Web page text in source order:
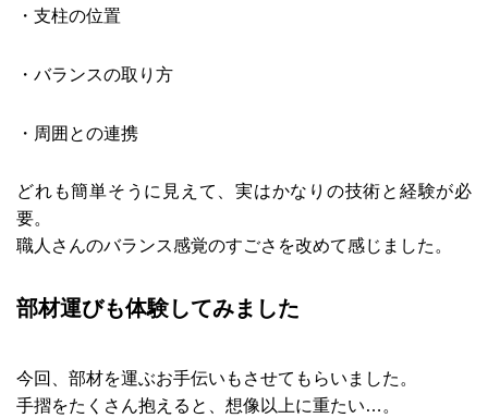
・支柱の位置
・バランスの取り方
・周囲との連携
どれも簡単そうに見えて、実はかなりの技術と経験が必
要。
職人さんのバランス感覚のすごさを改めて感じました。
部材運びも体験してみました
今回、部材を運ぶお手伝いもさせてもらいました。
手摺をたくさん抱えると、想像以上に重たい…。